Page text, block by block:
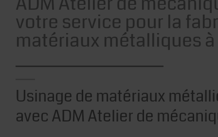
votre service pour la
matériaux métalliques
Usinage de matériaux
avec ADM Atelier de